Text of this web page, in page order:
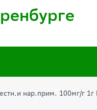
нар.прим. 100мг/г